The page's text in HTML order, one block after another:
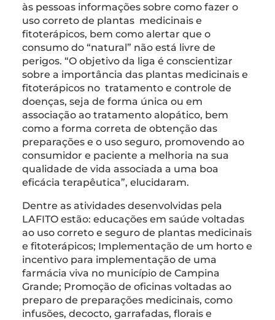
às pessoas informações sobre como fazer o
uso correto de plantas medicinais e
fitoterápicos, bem como alertar que o
consumo do “natural” não está livre de
perigos. “O objetivo da liga é conscientizar
sobre a importância das plantas medicinais e
fitoterápicos no tratamento e controle de
doenças, seja de forma única ou em
associação ao tratamento alopático, bem
como a forma correta de obtenção das
preparações e o uso seguro, promovendo ao
consumidor e paciente a melhoria na sua
qualidade de vida associada a uma boa
eficácia terapêutica”, elucidaram.
Dentre as atividades desenvolvidas pela
LAFITO estão: educações em saúde voltadas
ao uso correto e seguro de plantas medicinais
e fitoterápicos; Implementação de um horto e
incentivo para implementação de uma
farmácia viva no município de Campina
Grande; Promoção de oficinas voltadas ao
preparo de preparações medicinais, como
infusões, decocto, garrafadas, florais e